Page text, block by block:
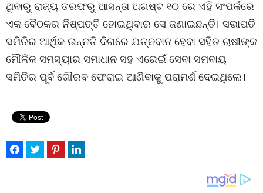
ଥିବାରୁ ରାଜ୍ୟ ତରଫରୁ ଆସନ୍ତା ଅଗଷ୍ଟ ୧୦ ରେ ଏହି ସଂପର୍କରେ
ଏକ ବୈଠକର ନିଷ୍ପତ୍ତି ହୋଇଥିବାର ସେ ଜଣାଇଛନ୍ତି। ସଭାପତି
ସମିତିର ଆର୍ଥିକ ଉନ୍ନତି ଦିଗରେ ଯତ୍ନବାନ ହେବା ସହିତ ଚାଷୀଙ୍କ
ମୌଳିକ ସମସ୍ୟାର ସମାଧାନ ସହ ଏରେଇଁ ସେବା ସମବାୟ
ସମିତିର ପୂର୍ବ ଗୌରବ ଫେରାଇ ଆଣିବାକୁ ପରାମର୍ଶ ଦେଇଥିଲେ।